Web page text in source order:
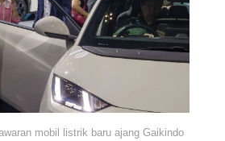
mobil listrik baru ajang Gaikindo